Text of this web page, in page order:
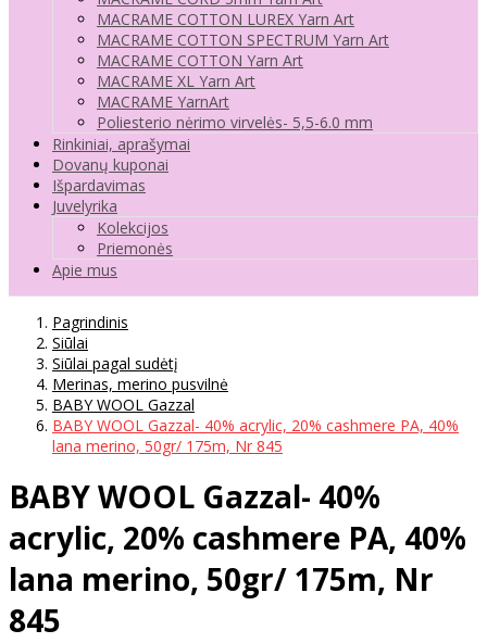
MACRAME COTTON LUREX Yarn Art
MACRAME COTTON SPECTRUM Yarn Art
MACRAME COTTON Yarn Art
MACRAME XL Yarn Art
MACRAME YarnArt
Poliesterio nėrimo virvelės- 5,5-6.0 mm
Rinkiniai, aprašymai
Dovanų kuponai
Išpardavimas
Juvelyrika
Kolekcijos
Priemonės
Apie mus
Pagrindinis
Siūlai
Siūlai pagal sudėtį
Merinas, merino pusvilnė
BABY WOOL Gazzal
BABY WOOL Gazzal- 40% acrylic, 20% cashmere PA, 40%
lana merino, 50gr/ 175m, Nr 845
BABY WOOL Gazzal- 40%
acrylic, 20% cashmere PA, 40%
lana merino, 50gr/ 175m, Nr
845